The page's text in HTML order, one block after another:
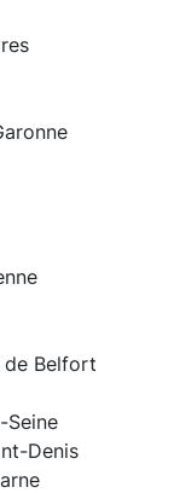
de Belfort
Seine
Denis